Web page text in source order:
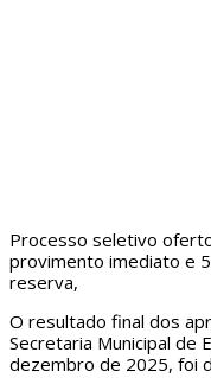
Processo seletivo
provimento imediato e
reserva,
O resultado final dos
Secretaria Municipal de
dezembro de 2025, foi